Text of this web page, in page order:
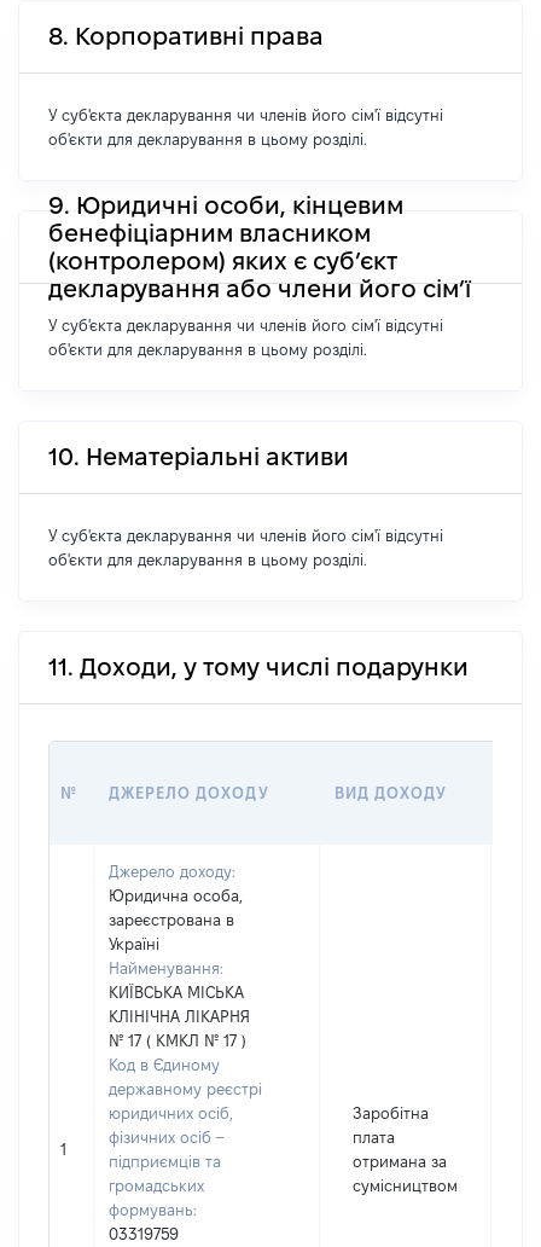
8. Корпоративні права
У суб'єкта декларування чи членів його сім'ї відсутні
об'єкти для декларування в цьому розділі.
9. Юридичні особи, кінцевим
бенефіціарним власником
(контролером) яких є суб’єкт
декларування або члени його сім’ї
У суб'єкта декларування чи членів його сім'ї відсутні
об'єкти для декларування в цьому розділі.
10. Нематеріальні активи
У суб'єкта декларування чи членів його сім'ї відсутні
об'єкти для декларування в цьому розділі.
11. Доходи, у тому числі подарунки
№ ДЖЕРЕЛО ДОХОДУ ВИД ДОХОДУ
1
Джерело доходу:
Юридична особа,
зареєстрована в
Україні
Найменування:
КИЇВСЬКА МІСЬКА
КЛІНІЧНА ЛІКАРНЯ
№ 17 ( КМКЛ № 17 )
Код в Єдиному
державному реєстрі
юридичних осіб,
фізичних осіб –
підприємців та
громадських
формувань:
03319759
Заробітна
плата
отримана за
сумісництвом